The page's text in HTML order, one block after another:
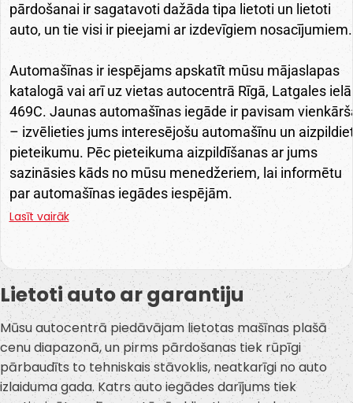
pārdošanai ir sagatavoti dažāda tipa lietoti un lietoti
auto, un tie visi ir pieejami ar izdevīgiem nosacījumiem.
Automašīnas ir iespējams apskatīt mūsu mājaslapas
katalogā vai arī uz vietas autocentrā Rīgā, Latgales ielā
469C. Jaunas automašīnas iegāde ir pavisam
– izvēlieties jums interesējošu automašīnu un
pieteikumu. Pēc pieteikuma aizpildīšanas ar jums
sazināsies kāds no mūsu menedžeriem, lai informētu
par automašīnas iegādes iespējām.
Lasīt vairāk
Lietoti auto ar garantiju
Mūsu autocentrā piedāvājam lietotas mašīnas plašā
cenu diapazonā, un pirms pārdošanas tiek rūpīgi
pārbaudīts to tehniskais stāvoklis, neatkarīgi no auto
izlaiduma gada. Katrs auto iegādes darījums tiek